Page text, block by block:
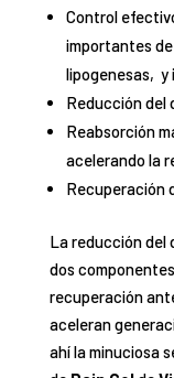
Control
importantes
lipogenesas, y
Reducción del
Reabsorción
acelerando la
Recuperación
La reducción del
dos
recuperación
aceleran
ahí la minuciosa